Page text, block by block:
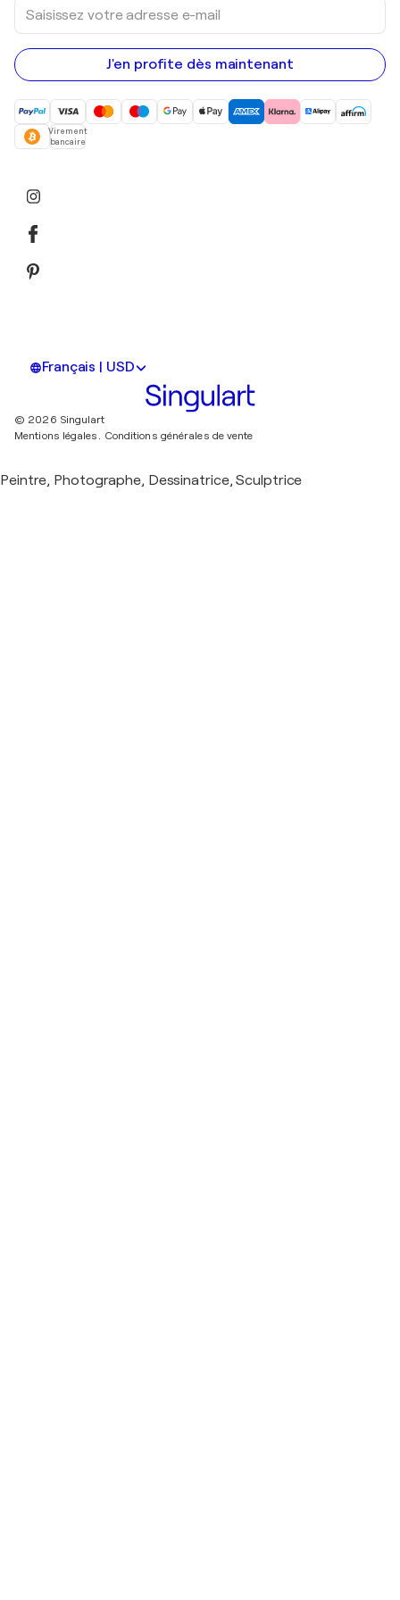
votre
adresse
e-
mail
J'en profite dès maintenant
Virement
bancaire
Français | USD
© 2026 Singulart
Mentions légales. Conditions générales de vente
Peintre, Photographe, Dessinatrice, Sculptrice